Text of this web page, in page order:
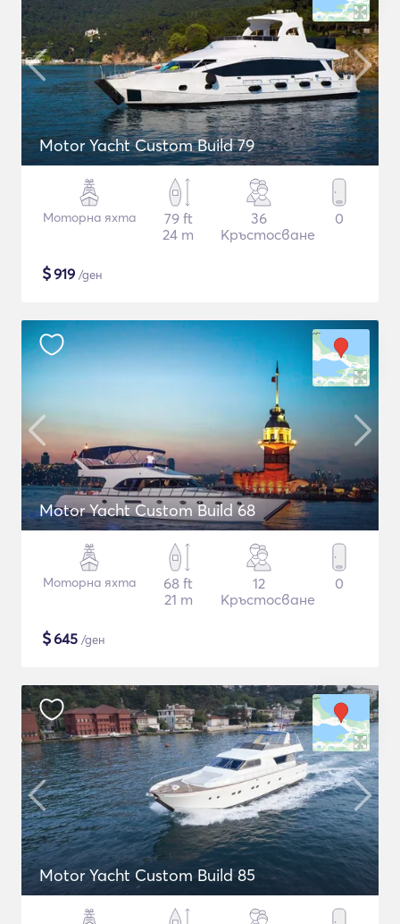
Motor Yacht Custom Build 79
Моторна яхта
79 ft
24 m
36
Кръстосване
0
$919 /ден
Motor Yacht Custom Build 68
Моторна яхта
68 ft
21 m
12
Кръстосване
0
$645 /ден
Motor Yacht Custom Build 85